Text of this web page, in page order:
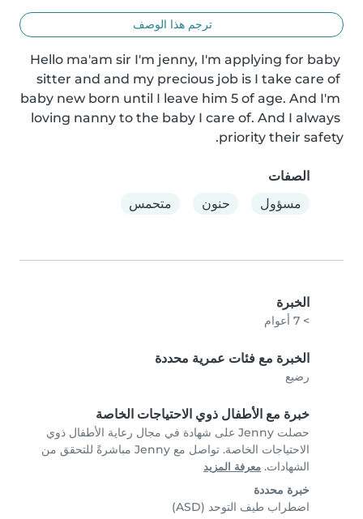
ترجم هذا الوصف
Hello ma'am sir I'm jenny, I'm applying for baby
sitter and and my precious job is I take care of
baby new born until I leave him 5 of age. And I'm
loving nanny to the baby I care of. And I always
priority their safety.
الصفات
مسؤول
حنون متحمس
الخبرة
> 7 أعوام
الخبرة مع فئات عمرية محددة
رضيع
خبرة مع الأطفال ذوي الاحتياجات الخاصة
حصلت Jenny على شهادة في مجال رعاية الأطفال ذوي
الاحتياجات الخاصة. تواصل مع Jenny مباشرةً للتحقق من
الشهادات. معرفة المزيد
خبرة محددة
اضطراب طيف التوحد (ASD)